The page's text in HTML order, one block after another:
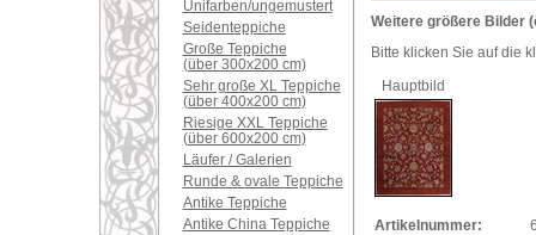
Unifarben/ungemustert
Seidenteppiche
Große Teppiche
(über 300x200 cm)
Sehr große XL Teppiche
(über 400x200 cm)
Riesige XXL Teppiche
(über 600x200 cm)
Läufer / Galerien
Runde & ovale Teppiche
Antike Teppiche
Antike China Teppiche
Weitere größere Bilder
Bitte klicken Sie auf die
Hauptbild
Artikelnummer: